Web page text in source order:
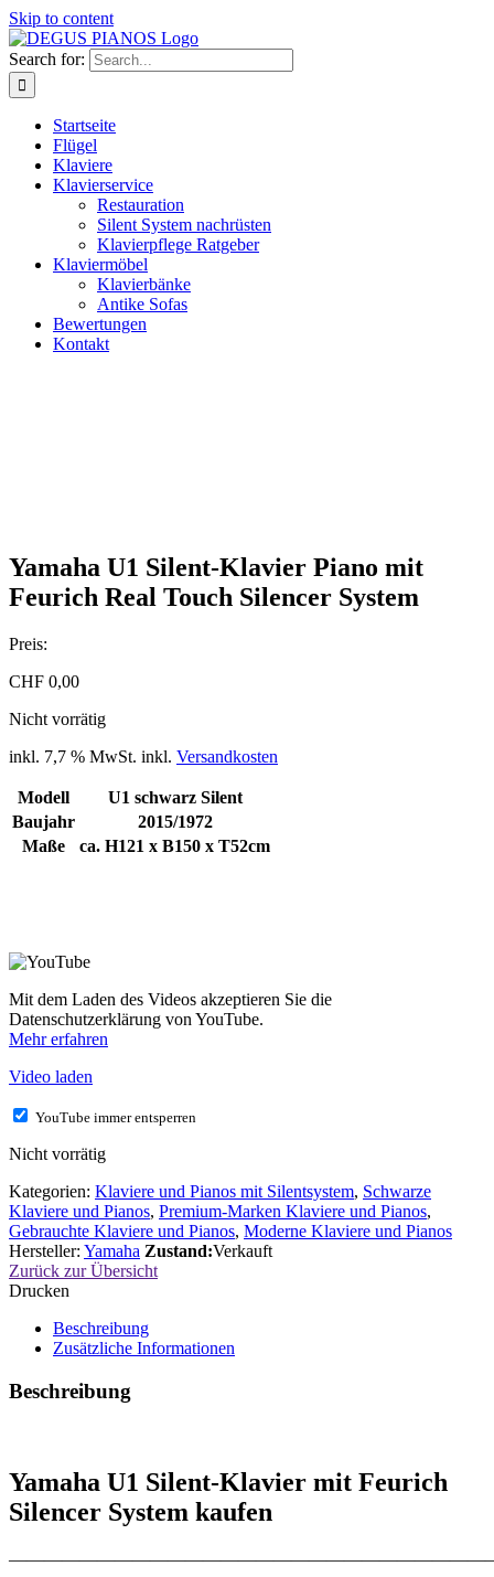
Skip to content
Search for:
Startseite
Flügel
Klaviere
Klavierservice
Restauration
Silent System nachrüsten
Klavierpflege Ratgeber
Klaviermöbel
Klavierbänke
Antike Sofas
Bewertungen
Kontakt
Yamaha U1 Silent-Klavier Piano mit
Feurich Real Touch Silencer System
Preis:
CHF 0,00
Nicht vorrätig
inkl. 7,7 % MwSt. inkl. Versandkosten
Modell
U1 schwarz Silent
Baujahr
2015/1972
Maße
ca. H121 x B150 x T52cm
Mit dem Laden des Videos akzeptieren Sie die
Datenschutzerklärung von YouTube.
Mehr erfahren
Video laden
YouTube immer entsperren
Nicht vorrätig
Kategorien: Klaviere und Pianos mit Silentsystem, Schwarze
Klaviere und Pianos, Premium-Marken Klaviere und Pianos,
Gebrauchte Klaviere und Pianos, Moderne Klaviere und Pianos
Hersteller: Yamaha Zustand:Verkauft
Zurück zur Übersicht
Drucken
Beschreibung
Zusätzliche Informationen
Beschreibung
Yamaha U1 Silent-Klavier mit Feurich
Silencer System kaufen